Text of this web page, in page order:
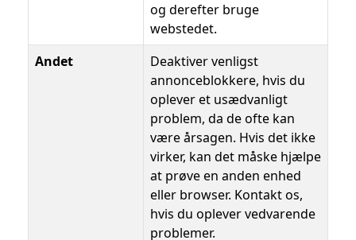
og derefter bruge
webstedet.
Andet
Deaktiver venligst
annonceblokkere, hvis du
oplever et usædvanligt
problem, da de ofte kan
være årsagen. Hvis det ikke
virker, kan det måske hjælpe
at prøve en anden enhed
eller browser. Kontakt os,
hvis du oplever vedvarende
problemer.